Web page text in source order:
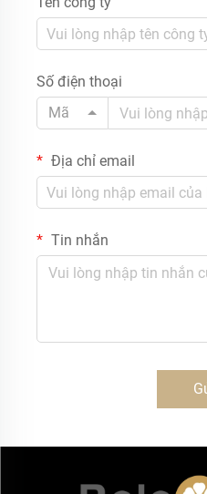
Số điện thoại
Mã
Địa chỉ email
Tin nhắn